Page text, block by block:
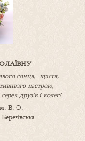
сонця, щастя,
настрою,
серед друзів і колег!
В. О.